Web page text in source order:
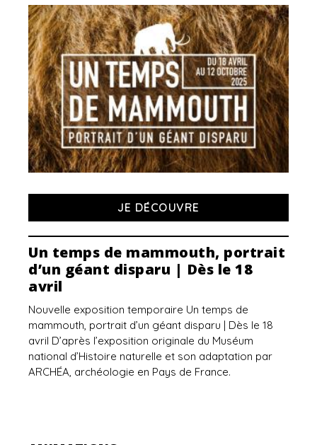
JE DÉCOUVRE
Un temps de mammouth, portrait
d’un géant disparu | Dès le 18
avril
Nouvelle exposition temporaire Un temps de
mammouth, portrait d’un géant disparu | Dès le 18
avril D’après l’exposition originale du Muséum
national d’Histoire naturelle et son adaptation par
ARCHÉA, archéologie en Pays de France.